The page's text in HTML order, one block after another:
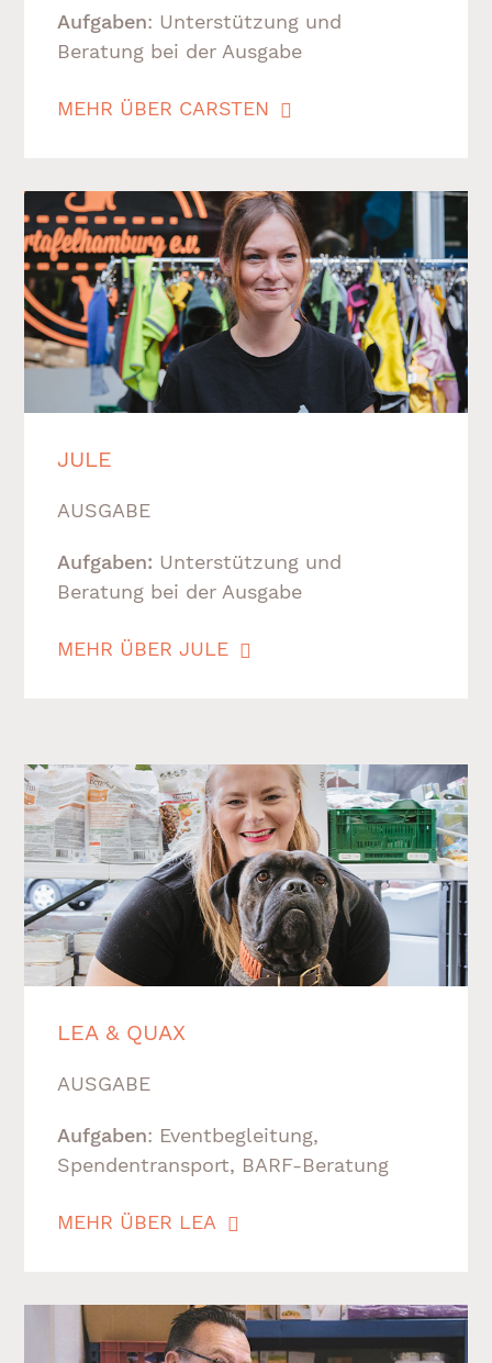
Aufgaben: Unterstützung und
Beratung bei der Ausgabe
MEHR ÜBER CARSTEN
JULE
AUSGABE
Aufgaben: Unterstützung und
Beratung bei der Ausgabe
MEHR ÜBER JULE
LEA & QUAX
AUSGABE
Aufgaben: Eventbegleitung,
Spendentransport, BARF-Beratung
MEHR ÜBER LEA